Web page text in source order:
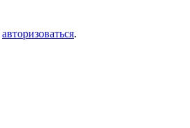
авторизоваться.